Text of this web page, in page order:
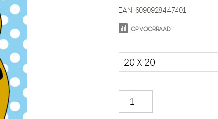
EAN: 6090928447401
OP VOORRAAD
Thomas